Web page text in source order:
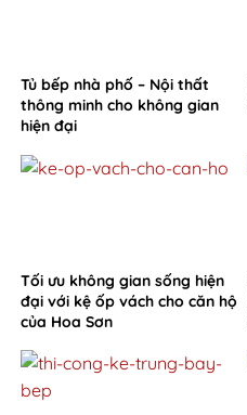
Tủ bếp nhà phố – Nội thất
thông minh cho không gian
hiện đại
Tối ưu không gian sống hiện
đại với kệ ốp vách cho căn hộ
của Hoa Sơn